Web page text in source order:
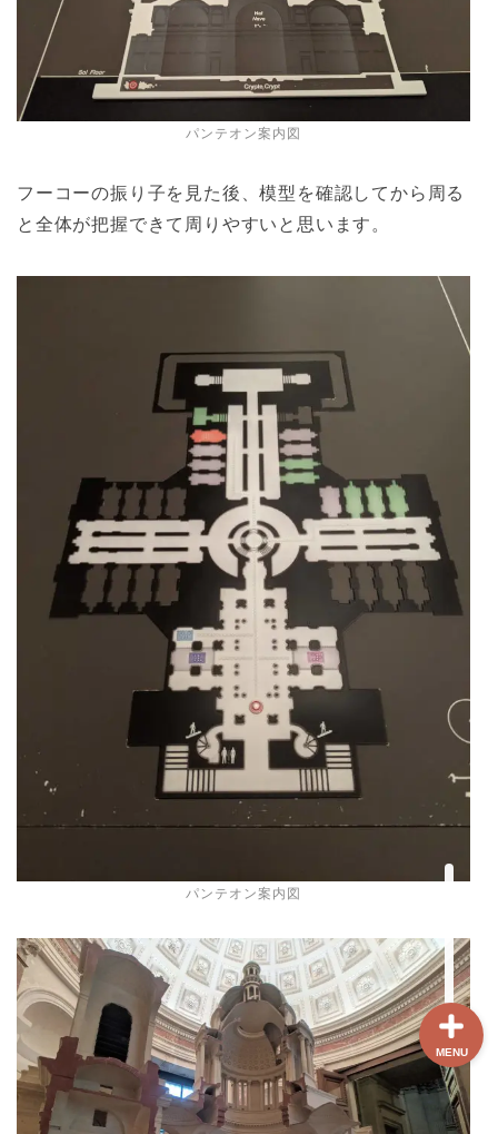
パンテオン案内図
フーコーの振り子を見た後、模型を確認してから周る
と全体が把握できて周りやすいと思います。
パンテオン案内図
MENU
ホーム
【最新版】パリ治安情報
当サイト限定クーポン
フランスボックスについ